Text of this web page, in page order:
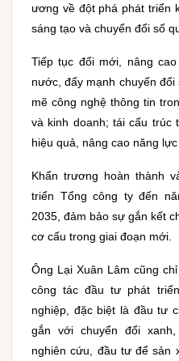
ương về đột phá phát triển
sáng tạo và chuyển đổi số
Tiếp tục đổi mới, nâng
nước, đẩy mạnh chuyển
mẽ công nghệ thông tin
và kinh doanh; tái cấu trúc
hiệu quả, nâng cao năng lực
Khẩn trương hoàn thành
triển Tổng công ty đến
2035, đảm bảo sự gắn kết
cơ cấu trong giai đoạn mới.
Ông Lại Xuân Lâm cũng
công tác đầu tư phát
nghiệp, đặc biệt là đầu tư
gắn với chuyển đổi
nghiên cứu, đầu tư để sản